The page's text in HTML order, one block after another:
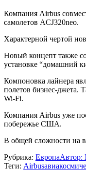
Компания Airbus
самолетов ACJ320neo.
Характерной чертой
Новый концепт также
установке “домашний
Компоновка лайнера
полетов бизнес-джета.
Wi-Fi.
Компания Airbus уже
побережье США.
В общей сложности на
Рубрика: ЕвропаАвтор:
Теги: Airbus